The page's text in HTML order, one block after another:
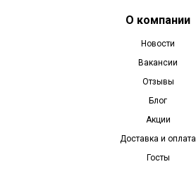
О компании
Новости
Вакансии
Отзывы
Блог
Акции
Доставка и оплата
Госты